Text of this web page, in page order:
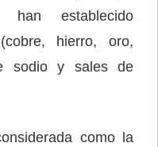
establecido
hierro, oro,
sodio y sales de
como la